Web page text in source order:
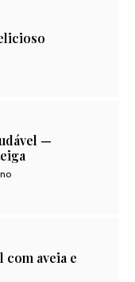
—
com aveia e